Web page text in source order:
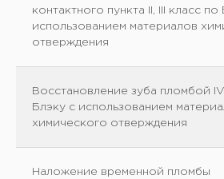
контактного пункта II, III класс по
использованием материалов
отверждения
Восстановление зуба пломбой
Блэку с использованием
химического отверждения
Наложение временной пломбы